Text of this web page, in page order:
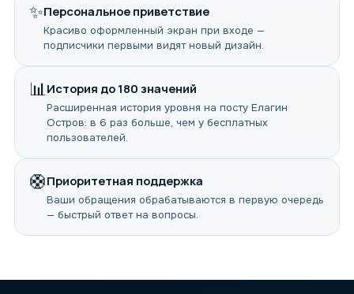
✨Персональное приветствие
Красиво оформленный экран при входе —
подписчики первыми видят новый дизайн.
📊История до 180 значений
Расширенная история уровня на посту Елагин
Остров: в 6 раз больше, чем у бесплатных
пользователей.
🛟Приоритетная поддержка
Ваши обращения обрабатываются в первую очередь
— быстрый ответ на вопросы.